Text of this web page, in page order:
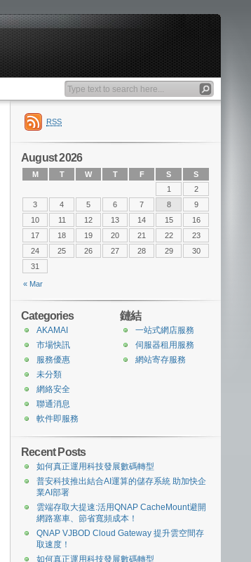
RSS
August 2026
M T W T F S S
« Mar
1
2
3
4 5 6 7 8
9
10
11 12 13 14 15
16
17
18 19 20 21 22
23
24
25 26 27 28 29
30
31
鏈結
一站式網店服務
伺服器租用服務
網站寄存服務
Categories
AKAMAI
市場快訊
服務優惠
未分類
網絡安全
聯通消息
軟件即服務
Recent Posts
如何真正運用科技發展數碼轉型
普安科技推出結合AI運算的儲存系統 助加快企
業AI部署
雲端存取大提速:活用QNAP CacheMount避開
網路塞車、節省寬頻成本！
QNAP VJBOD Cloud Gateway 提升雲空間存
取速度！
如何真正運用科技發展數碼轉型